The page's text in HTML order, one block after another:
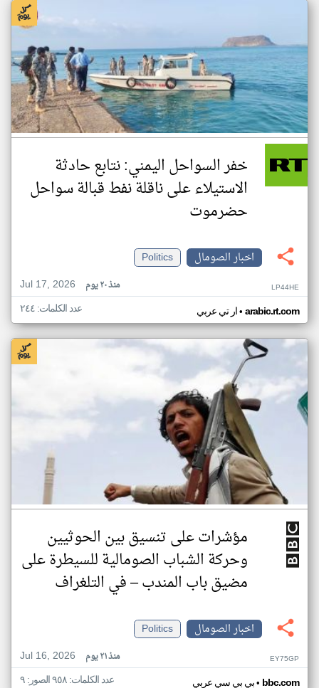
خفر السواحل اليمني: نتابع حادثة
الاستيلاء على ناقلة نفط قبالة سواحل
حضرموت
اخبار الصومال
Politics
Jul 17, 2026
منذ ٢٠ يوم LP44HE
ار تي عربي• arabic.rt.com عدد الكلمات: ٢٤٤
مؤشرات على تنسيق بين الحوثيين
وحركة الشباب الصومالية للسيطرة على
مضيق باب المندب – في التلغراف
اخبار الصومال
Politics
Jul 16, 2026
منذ ٢١ يوم EY75GP
بي بي سي عربي• bbc.com عدد الكلمات: ٩٥٨ الصور: ٩